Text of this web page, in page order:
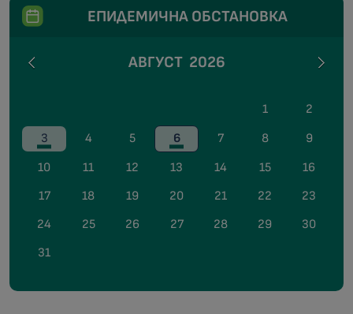
ЕПИДЕМИЧНА ОБСТАНОВКА
АВГУСТ 2026
1
2
3
4 5 6 7 8
9
10
11 12 13 14 15
16
17
18 19 20 21 22
23
24
25 26 27 28 29
30
31